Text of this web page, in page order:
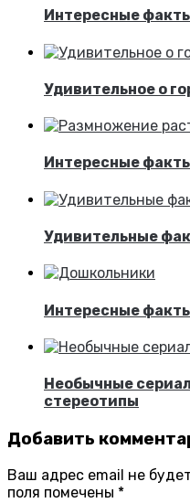
Интересные
Удивительное о
Интересные
Удивительные
Интересные
Необычные
стереотипы
Добавить
Ваш адрес email не
поля помечены *